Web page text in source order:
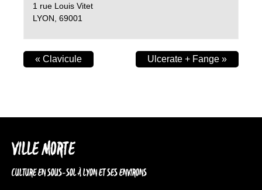
1 rue Louis Vitet
LYON 69001
« Clavicule Ulcerate + Fange »
VILLE MORTE
CULTURE EN SOUS-SOL À LYON ET SES ENVIRONS